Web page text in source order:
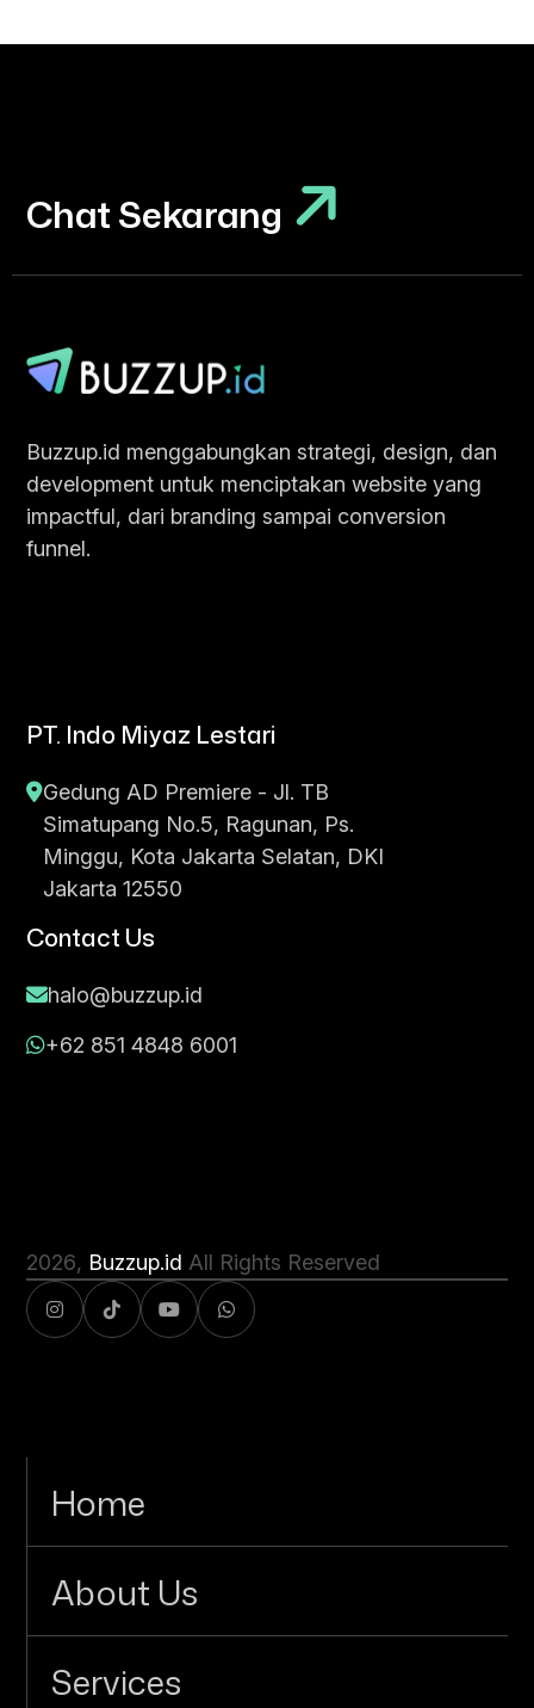
Chat Sekarang
Chat Sekarang
Buzzup.id menggabungkan strategi, design, dan
development untuk menciptakan website yang
impactful, dari branding sampai conversion
funnel.
PT. Indo Miyaz Lestari
Gedung AD Premiere - Jl. TB
Simatupang No.5, Ragunan, Ps.
Minggu, Kota Jakarta Selatan, DKI
Jakarta 12550
Contact Us
halo@buzzup.id
+62 851 4848 6001
2026, Buzzup.id All Rights Reserved